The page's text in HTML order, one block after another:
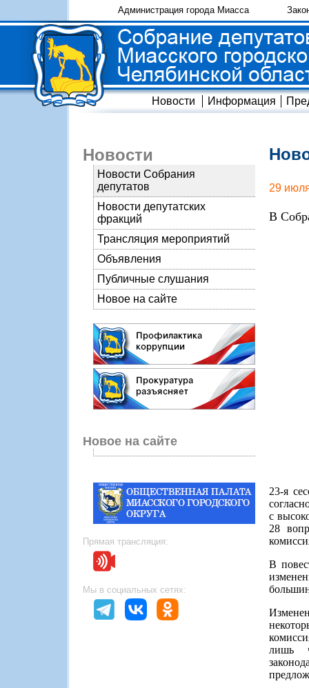
Администрация города Миасса
Новости Информация
Новости
Новости Собрания
депутатов
Новости депутатских
фракций
Трансляция мероприятий
Объявления
Публичные слушания
Новое на сайте
Новое на сайте
Прямая трансляция:
Мы в социальных сетях:
29
В
23-я
с
28
В
лишь